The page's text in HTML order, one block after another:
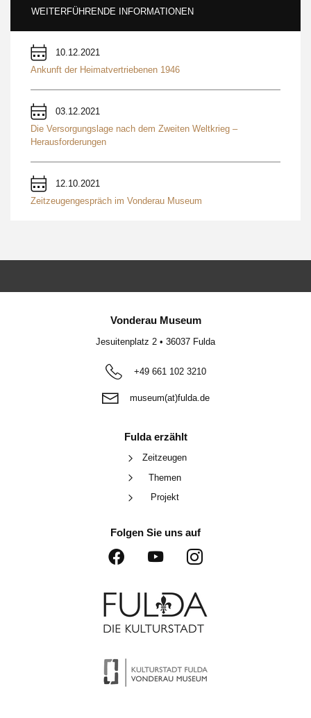
WEITERFÜHRENDE INFORMATIONEN
10.12.2021
Ankunft der Heimatvertriebenen 1946
03.12.2021
Die Versorgungslage nach dem Zweiten Weltkrieg –
Herausforderungen
12.10.2021
Zeitzeugengespräch im Vonderau Museum
Vonderau Museum
Jesuitenplatz 2 • 36037 Fulda
+49 661 102 3210
museum(at)fulda.de
Fulda erzählt
Zeitzeugen
Themen
Projekt
Folgen Sie uns auf